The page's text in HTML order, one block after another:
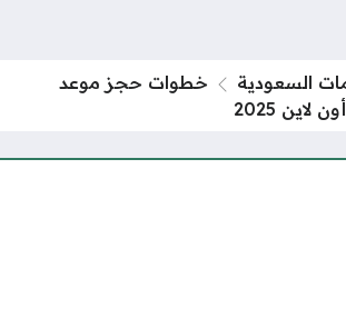
السعودية
خطوات حجز موعد
2025